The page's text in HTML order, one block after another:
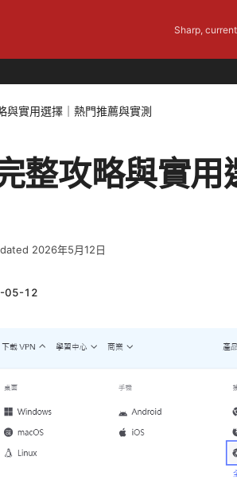
Sharp,
與實用選擇｜熱門推薦與實測
整攻略與實用
2026年5月12日
05-12